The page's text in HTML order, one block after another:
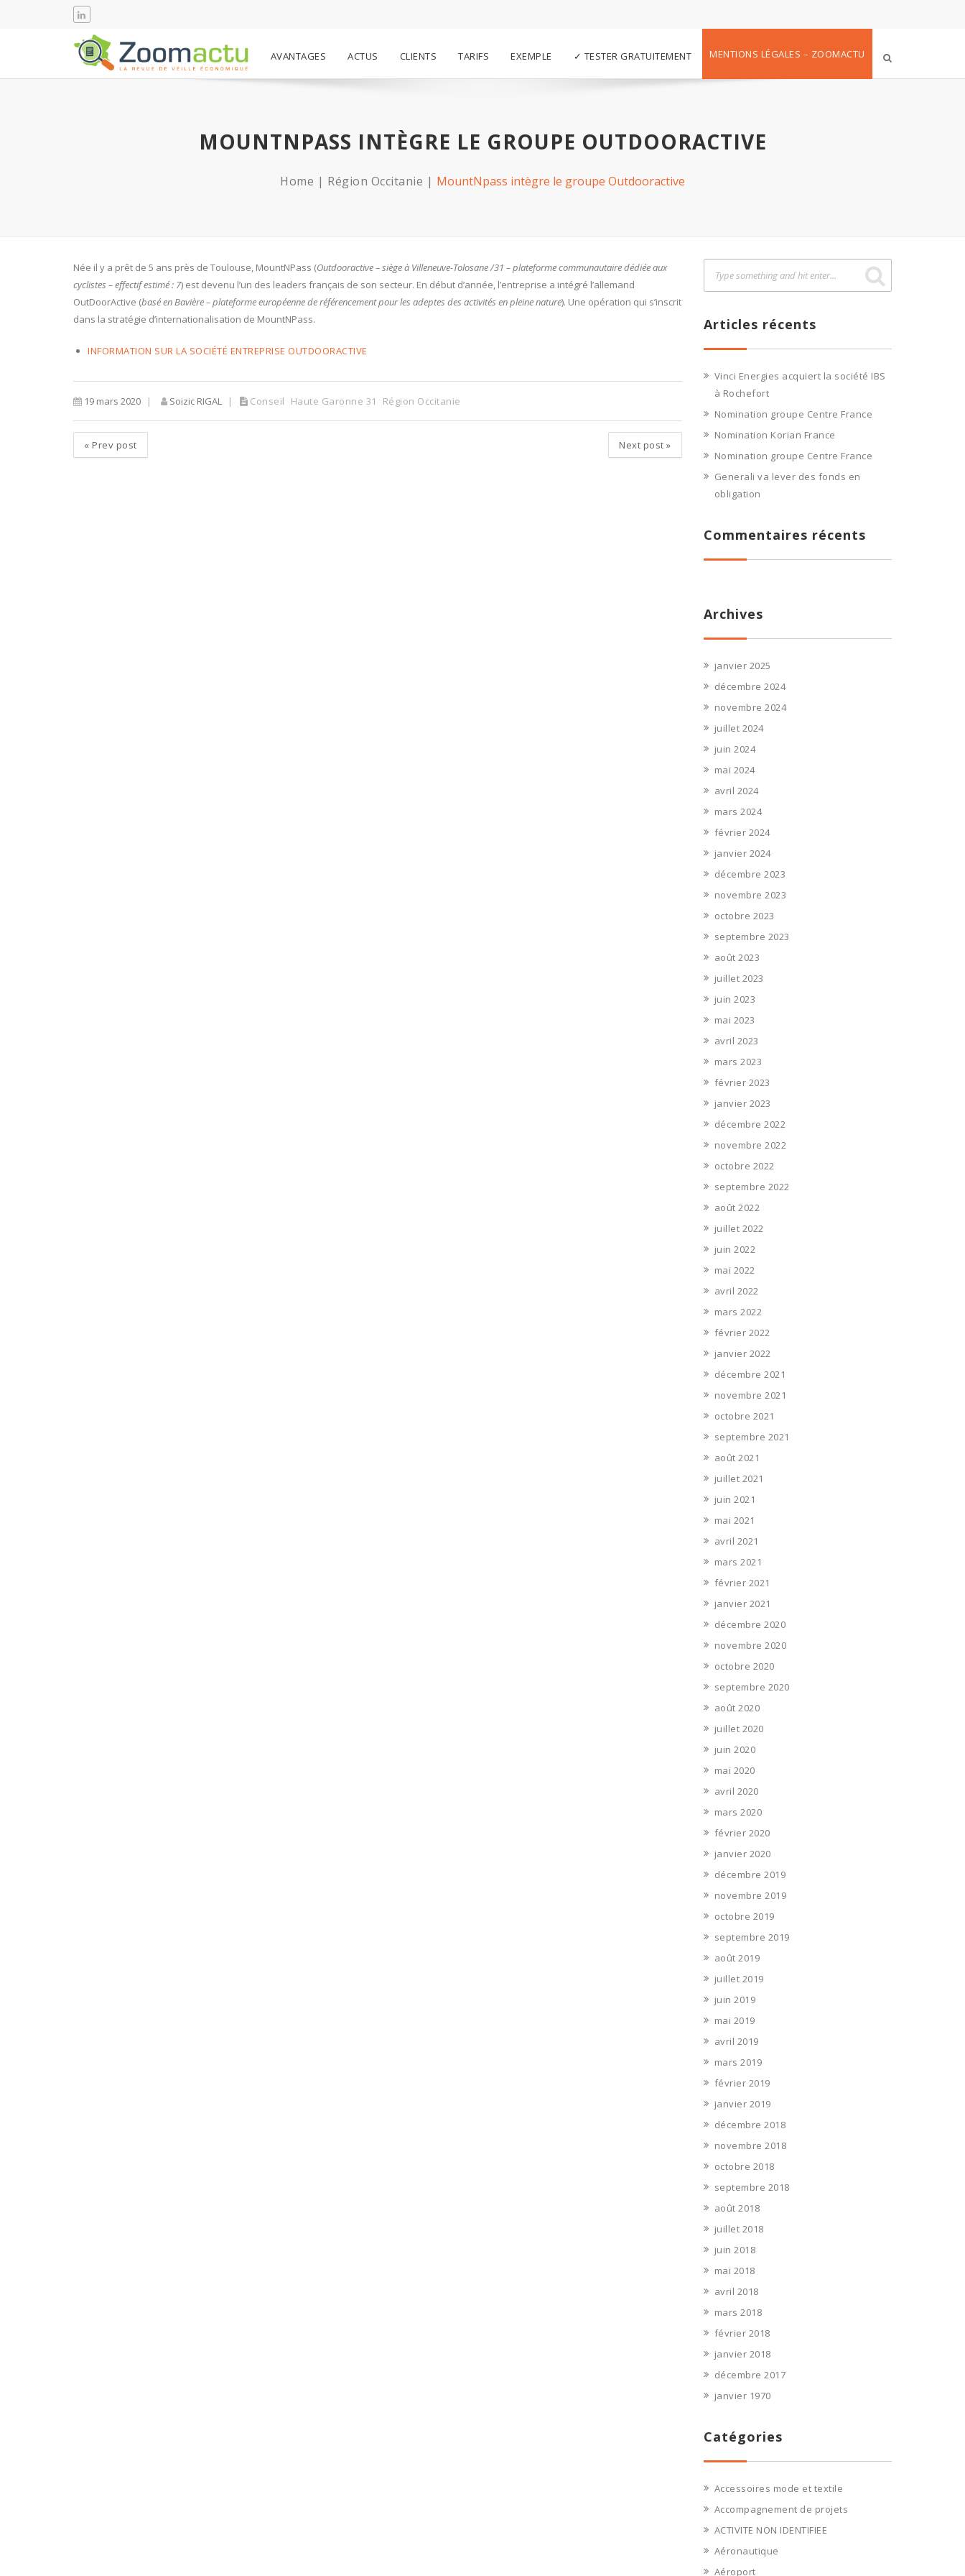
AVANTAGES ACTUS CLIENTS TARIFS EXEMPLE ✓ TESTER GRATUITEMENT MENTIONS LÉGALES – ZOOMACTU
MOUNTNPASS INTÈGRE LE GROUPE OUTDOORACTIVE
Home Région Occitanie MountNpass intègre le groupe Outdooractive
Née il y a prêt de 5 ans près de Toulouse, MountNPass (Outdooractive –siège à Villeneuve-Tolosane /31 – plateforme communautaire dédiée aux
cyclistes – effectif estimé : 7) est devenu l’un des leaders français de son secteur. En début d’année, l’entreprise a intégré l’allemand
OutDoorActive (basé en Bavière – plateforme européenne de référencement pour les adeptes des activités en pleine nature). Une opération qui s’inscrit
dans la stratégie d’internationalisation de MountNPass.
INFORMATION SUR LA SOCIÉTÉ ENTREPRISE OUTDOORACTIVE
19 mars 2020 Soizic RIGAL Conseil Haute Garonne 31 Région Occitanie
« Prev post Next post »
Articles récents
Vinci Energies acquiert la société IBS
à Rochefort
Nomination groupe Centre France
Nomination Korian France
Nomination groupe Centre France
Generali va lever des fonds en
obligation
Commentaires récents
Archives
janvier 2025
décembre 2024
novembre 2024
juillet 2024
juin 2024
mai 2024
avril 2024
mars 2024
février 2024
janvier 2024
décembre 2023
novembre 2023
octobre 2023
septembre 2023
août 2023
juillet 2023
juin 2023
mai 2023
avril 2023
mars 2023
février 2023
janvier 2023
décembre 2022
novembre 2022
octobre 2022
septembre 2022
août 2022
juillet 2022
juin 2022
mai 2022
avril 2022
mars 2022
février 2022
janvier 2022
décembre 2021
novembre 2021
octobre 2021
septembre 2021
août 2021
juillet 2021
juin 2021
mai 2021
avril 2021
mars 2021
février 2021
janvier 2021
décembre 2020
novembre 2020
octobre 2020
septembre 2020
août 2020
juillet 2020
juin 2020
mai 2020
avril 2020
mars 2020
février 2020
janvier 2020
décembre 2019
novembre 2019
octobre 2019
septembre 2019
août 2019
juillet 2019
juin 2019
mai 2019
avril 2019
mars 2019
février 2019
janvier 2019
décembre 2018
novembre 2018
octobre 2018
septembre 2018
août 2018
juillet 2018
juin 2018
mai 2018
avril 2018
mars 2018
février 2018
janvier 2018
décembre 2017
janvier 1970
Catégories
Accessoires mode et textile
Accompagnement de projets
ACTIVITE NON IDENTIFIEE
Aéronautique
Aéroport